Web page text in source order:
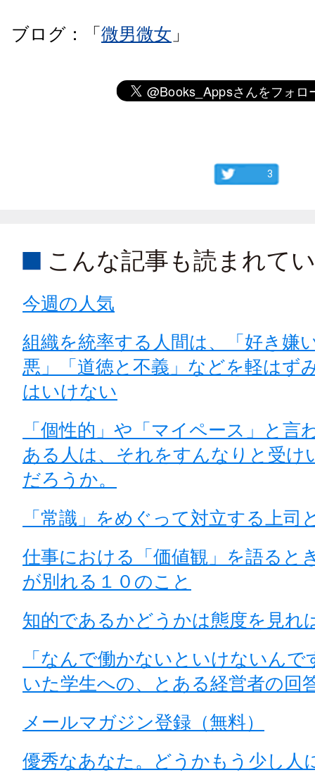
ブログ：「 微男微女 」
3
こんな記事も読まれて
今週の人気
組織を統率する人間は、「好き嫌
悪」「道徳と不義」などを軽はず
はいけない
「個性的」や「マイペース」と言
ある人は、それをすんなりと受け
だろうか。
「常識」をめぐって対立する上司
仕事における「価値観」を語ると
が別れる１０のこと
知的であるかどうかは態度を見れ
「なんで働かないといけないんで
いた学生への、とある経営者の回
メールマガジン登録（無料）
優秀なあなた。どうかもう少し人